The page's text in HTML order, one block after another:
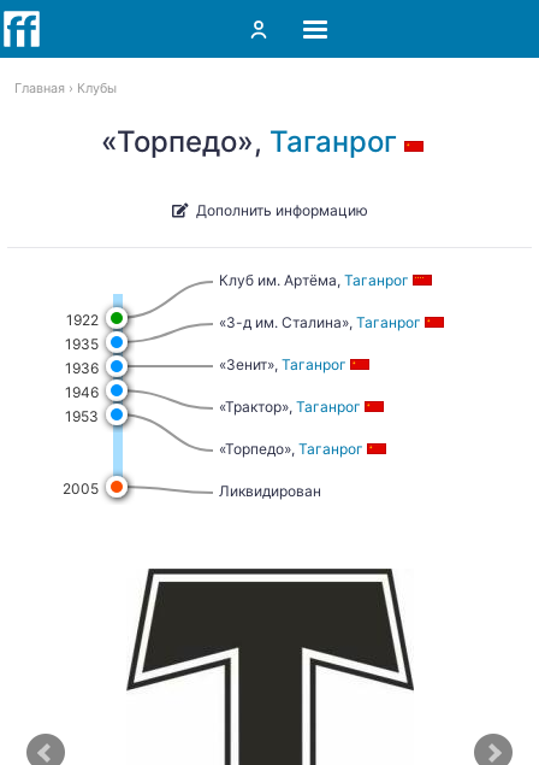
Главная Клубы
«Торпедо», Таганрог
Дополнить информацию
1922
1935
1936
1946
1953
2005
Клуб им. Артёма, Таганрог
«З-д им. Сталина», Таганрог
«Зенит», Таганрог
«Трактор», Таганрог
«Торпедо», Таганрог
Ликвидирован